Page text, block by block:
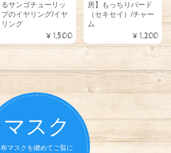
るサンゴチューリッ
プのイヤリング/イヤ
リング
¥1,500
房】もっちりバード
（セキセイ）/チャー
ム
¥1,200
マスク
布マスクを纏めてご覧に